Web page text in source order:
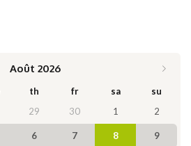
Août 2026
th fr sa
su
29 30 1 2
6 7 8 9